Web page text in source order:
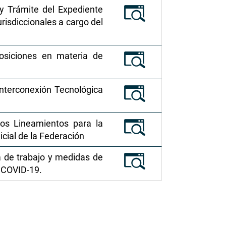
Trámite del Expediente
a cargo del
en materia de
Tecnológica
Lineamientos para la
de la Federación
de trabajo y medidas de
19.